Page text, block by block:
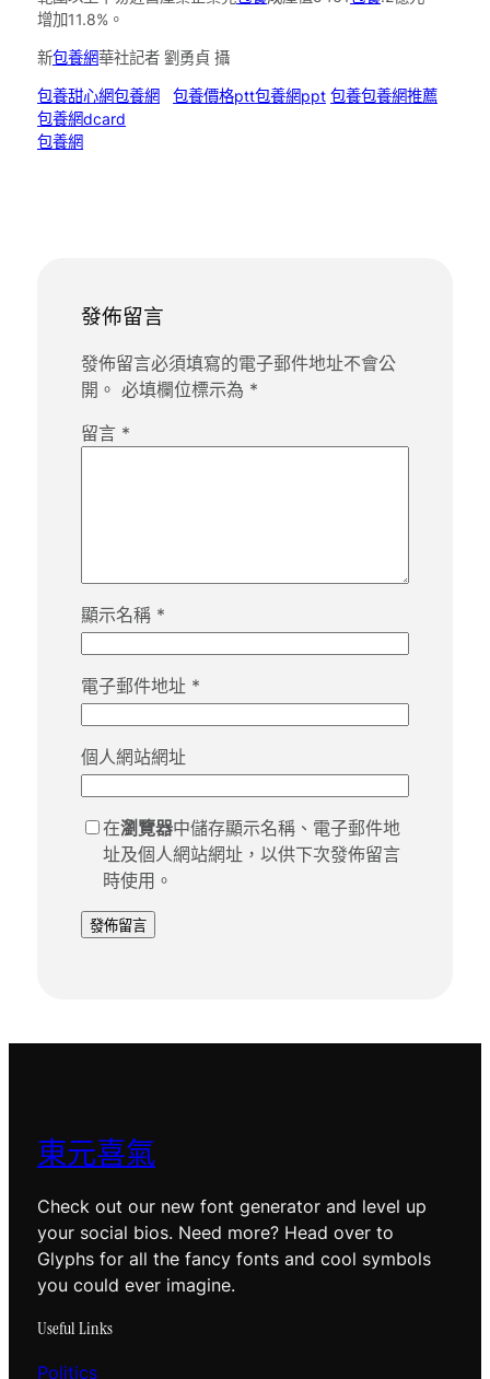
增加11.8%。
新包養網華社記者 劉勇貞 攝
包養甜心網包養網 包養價格ptt包養網ppt 包養包養網推薦
包養網dcard
包養網
發佈留言
發佈留言必須填寫的電子郵件地址不會公
開。 必填欄位標示為 *
留言 *
顯示名稱 *
電子郵件地址 *
個人網站網址
在瀏覽器中儲存顯示名稱、電子郵件地
址及個人網站網址，以供下次發佈留言
時使用。
東元喜氣
Check out our new font generator and level up
your social bios. Need more? Head over to
Glyphs for all the fancy fonts and cool symbols
you could ever imagine.
Useful Links
Politics